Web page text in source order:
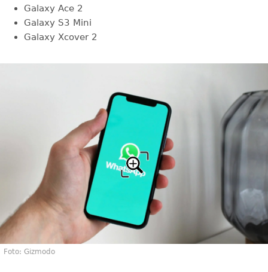
Galaxy Ace 2
Galaxy S3 Mini
Galaxy Xcover 2
Foto: Gizmodo